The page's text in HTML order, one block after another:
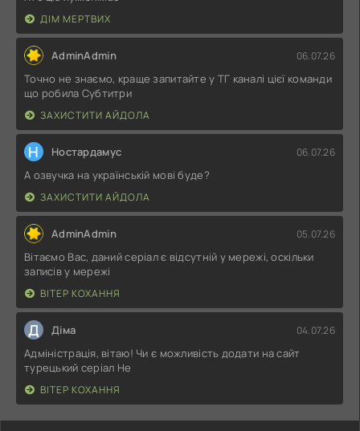
ДІМ МЕРТВИХ
AdminAdmin 06.07.26
Точно не знаємо, краще запитайте у ТГ каналі цієї команди
що робила Субтитри
ЗАХИСТИТИ АЙДОЛА
Н Ностардамус 06.07.26
А озвучка на українській мові буде?
ЗАХИСТИТИ АЙДОЛА
AdminAdmin 05.07.26
Вітаємо Вас, даний серіал є відсутній у мережі, оскільки
записів у мережі
ВІТЕР КОХАННЯ
Д Діма 04.07.26
Адміністрація, вітаю! Чи є можливість додати на сайт
турецький серіал Не
ВІТЕР КОХАННЯ